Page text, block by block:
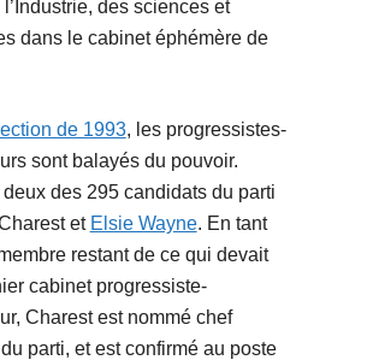
des sciences et
dans le cabinet éphémère de
de 1993, les progressistes-
sont balayés du pouvoir.
des 295 candidats du parti
et Elsie Wayne. En tant
restant de ce qui devait
cabinet progressiste-
Charest est nommé chef
parti, et est confirmé au poste